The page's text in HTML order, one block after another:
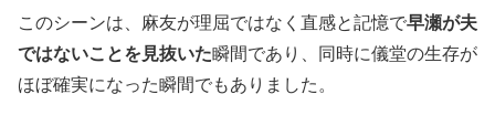
このシーンは、麻友が理屈ではなく直感と記憶で早瀬が夫
ではないことを見抜いた瞬間であり、同時に儀堂の生存が
ほぼ確実になった瞬間でもありました。